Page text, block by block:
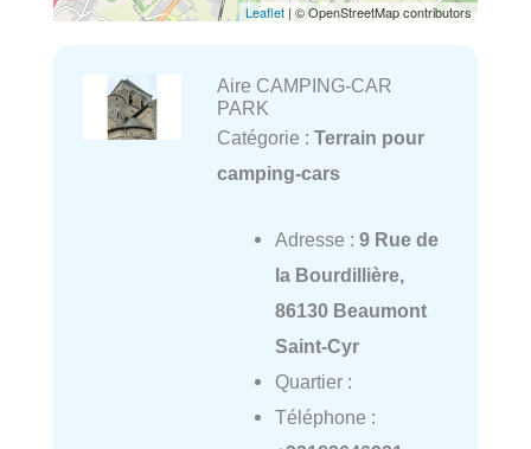
Leaflet | © OpenStreetMap contributors
Aire CAMPING-CAR
PARK
Catégorie : Terrain pour
camping-cars
Adresse : 9 Rue de
la Bourdillière,
86130 Beaumont
Saint-Cyr
Quartier :
Téléphone :